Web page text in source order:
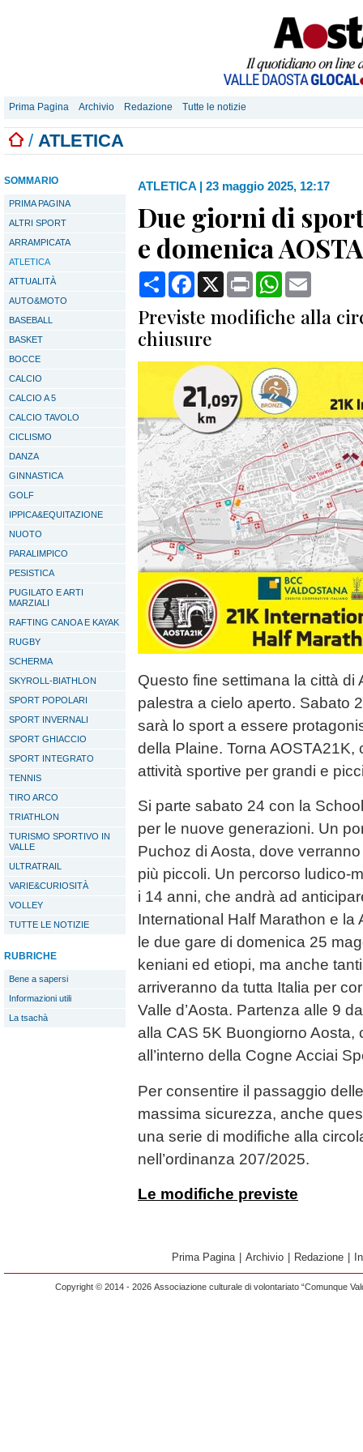
Prima Pagina Archivio Redazione Tutte le notizie
/ ATLETICA
SOMMARIO
PRIMA PAGINA
ALTRI SPORT
ARRAMPICATA
ATLETICA
ATTUALITÀ
AUTO&MOTO
BASEBALL
BASKET
BOCCE
CALCIO
CALCIO A 5
CALCIO TAVOLO
CICLISMO
DANZA
GINNASTICA
GOLF
IPPICA&EQUITAZIONE
NUOTO
PARALIMPICO
PESISTICA
PUGILATO E ARTI
MARZIALI
RAFTING CANOA E KAYAK
RUGBY
SCHERMA
SKYROLL-BIATHLON
SPORT POPOLARI
SPORT INVERNALI
SPORT GHIACCIO
SPORT INTEGRATO
TENNIS
TIRO ARCO
TRIATHLON
TURISMO SPORTIVO IN
VALLE
ULTRATRAIL
VARIE&CURIOSITÀ
VOLLEY
TUTTE LE NOTIZIE
RUBRICHE
Bene a sapersi
Informazioni utili
La tsachà
ATLETICA | 23 maggio 2025, 12:17
Due giorni di
e domenica
CondividiFacebook
X Print WhatsApp
Previste modifiche alla
chiusure
Questo fine settimana la città di
palestra a cielo aperto. Sabato
sarà lo sport a essere
della Plaine. Torna
attività sportive per grandi e
Si parte sabato 24 con la
per le nuove generazioni. Un
Puchoz di Aosta, dove
più piccoli. Un percorso ludico-
i 14 anni, che andrà ad
International Half Marathon e
le due gare di domenica 25
keniani ed etiopi, ma anche
arriveranno da tutta Italia per
Valle d’Aosta. Partenza alle 9
alla CAS 5K Buongiorno Aosta,
all’interno della Cogne Acciai
Per consentire il passaggio
massima sicurezza, anche
una serie di modifiche alla
nell’ordinanza 207/2025.
Le modifiche previste
Prima Pagina Archivio Redazione
Copyright © 2014 - 2026 Associazione culturale di volontariato “Comunque